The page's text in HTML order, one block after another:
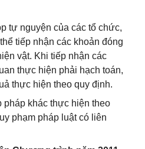
tự nguyện của các tổ chức,
tiếp nhận các khoản đóng
vật. Khi tiếp nhận các
thực hiện phải hạch toán,
thực hiện theo quy định.
khác thực hiện theo
phạm pháp luật có liên